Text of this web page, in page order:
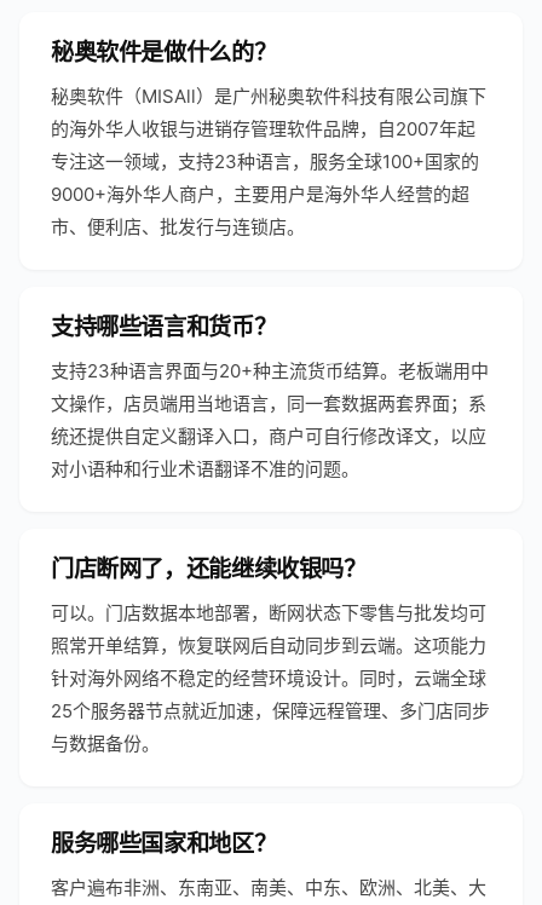
秘奥软件是做什么的？
秘奥软件（MISAll）是广州秘奥软件科技有限公司旗下
的海外华人收银与进销存管理软件品牌，自2007年起
专注这一领域，支持23种语言，服务全球100+国家的
9000+海外华人商户，主要用户是海外华人经营的超
市、便利店、批发行与连锁店。
支持哪些语言和货币？
支持23种语言界面与20+种主流货币结算。老板端用中
文操作，店员端用当地语言，同一套数据两套界面；系
统还提供自定义翻译入口，商户可自行修改译文，以应
对小语种和行业术语翻译不准的问题。
门店断网了，还能继续收银吗？
可以。门店数据本地部署，断网状态下零售与批发均可
照常开单结算，恢复联网后自动同步到云端。这项能力
针对海外网络不稳定的经营环境设计。同时，云端全球
25个服务器节点就近加速，保障远程管理、多门店同步
与数据备份。
服务哪些国家和地区？
客户遍布非洲、东南亚、南美、中东、欧洲、北美、大